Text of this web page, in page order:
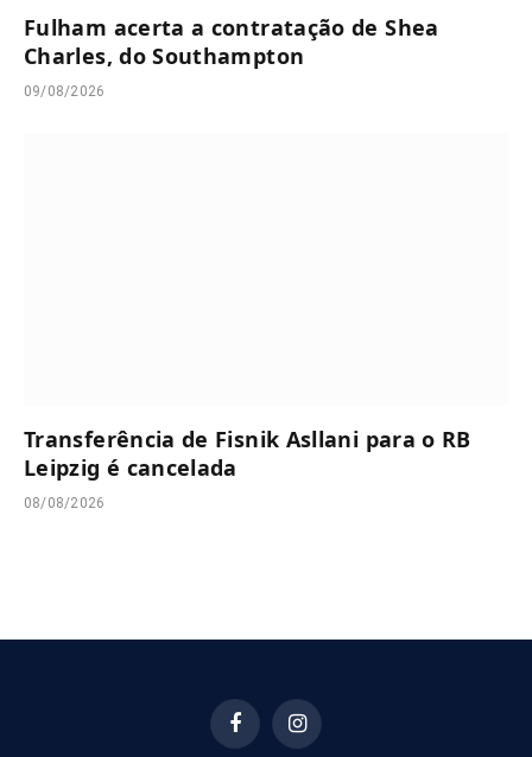
Fulham acerta a contratação de Shea
Charles, do Southampton
09/08/2026
Transferência de Fisnik Asllani para o RB
Leipzig é cancelada
08/08/2026
FacebookInstagram